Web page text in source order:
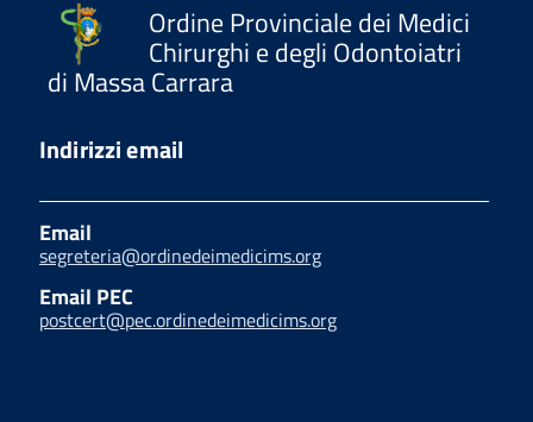
Ordine Provinciale dei Medici
Chirurghi e degli Odontoiatri
di Massa Carrara
Indirizzi email
Email
segreteria@ordinedeimedicims.org
Email PEC
postcert@pec.ordinedeimedicims.org